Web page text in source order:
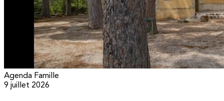
Agenda Famille
9 juillet 2026